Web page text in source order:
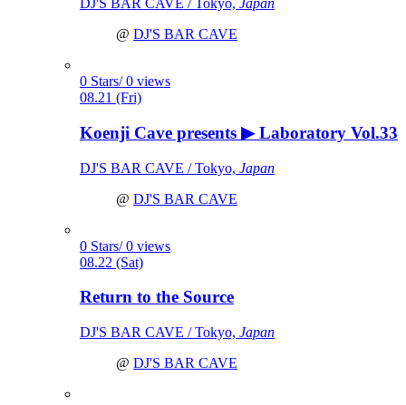
DJ'S BAR CAVE / Tokyo, Japan
@ DJ'S BAR CAVE
0 Stars/ 0 views
08.21 (Fri)
Koenji Cave presents ▶ Laboratory Vol.33
DJ'S BAR CAVE / Tokyo, Japan
@ DJ'S BAR CAVE
0 Stars/ 0 views
08.22 (Sat)
Return to the Source
DJ'S BAR CAVE / Tokyo, Japan
@ DJ'S BAR CAVE